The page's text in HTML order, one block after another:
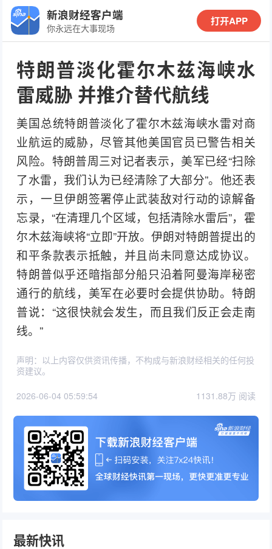
新浪财经客户端
你永远在大事现场
打开APP
特朗普淡化霍尔木兹海峡水
雷威胁 并推介替代航线
美国总统特朗普淡化了霍尔木兹海峡水雷对商
业航运的威胁，尽管其他美国官员已警告相关
风险。特朗普周三对记者表示，美军已经“扫除
了水雷，我们认为已经清除了大部分”。他还表
示，一旦伊朗签署停止武装敌对行动的谅解备
忘录，“在清理几个区域，包括清除水雷后”，霍
尔木兹海峡将“立即”开放。伊朗对特朗普提出的
和平条款表示抵触，并且尚未同意达成协议。
特朗普似乎还暗指部分船只沿着阿曼海岸秘密
通行的航线，美军在必要时会提供协助。特朗
普说：“这很快就会发生，而且我们反正会走南
线。”
声明：以上内容仅供资讯传播，不构成与新浪财经相关的任何投
资建议。
2026-06-04 05:59:54 1131.88万 阅读
最新快讯